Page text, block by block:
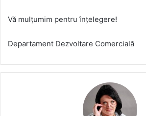
Vă mulțumim pentru înțelegere!
Departament Dezvoltare Comercială